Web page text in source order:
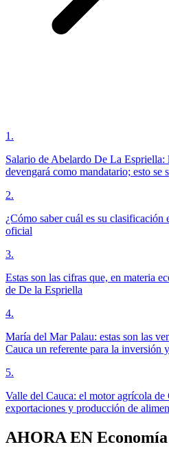
1 .
Salario de Abelardo De La
devengará como mandatario; esto se
2.
¿Cómo saber cuál es su clasificación
oficial
3.
Estas son las cifras que, en materia
de De la Espriella
4.
María del Mar Palau: estas son las
Cauca un referente para la inversión
5.
Valle del Cauca: el motor agrícola
exportaciones y producción de
AHORA EN Economía